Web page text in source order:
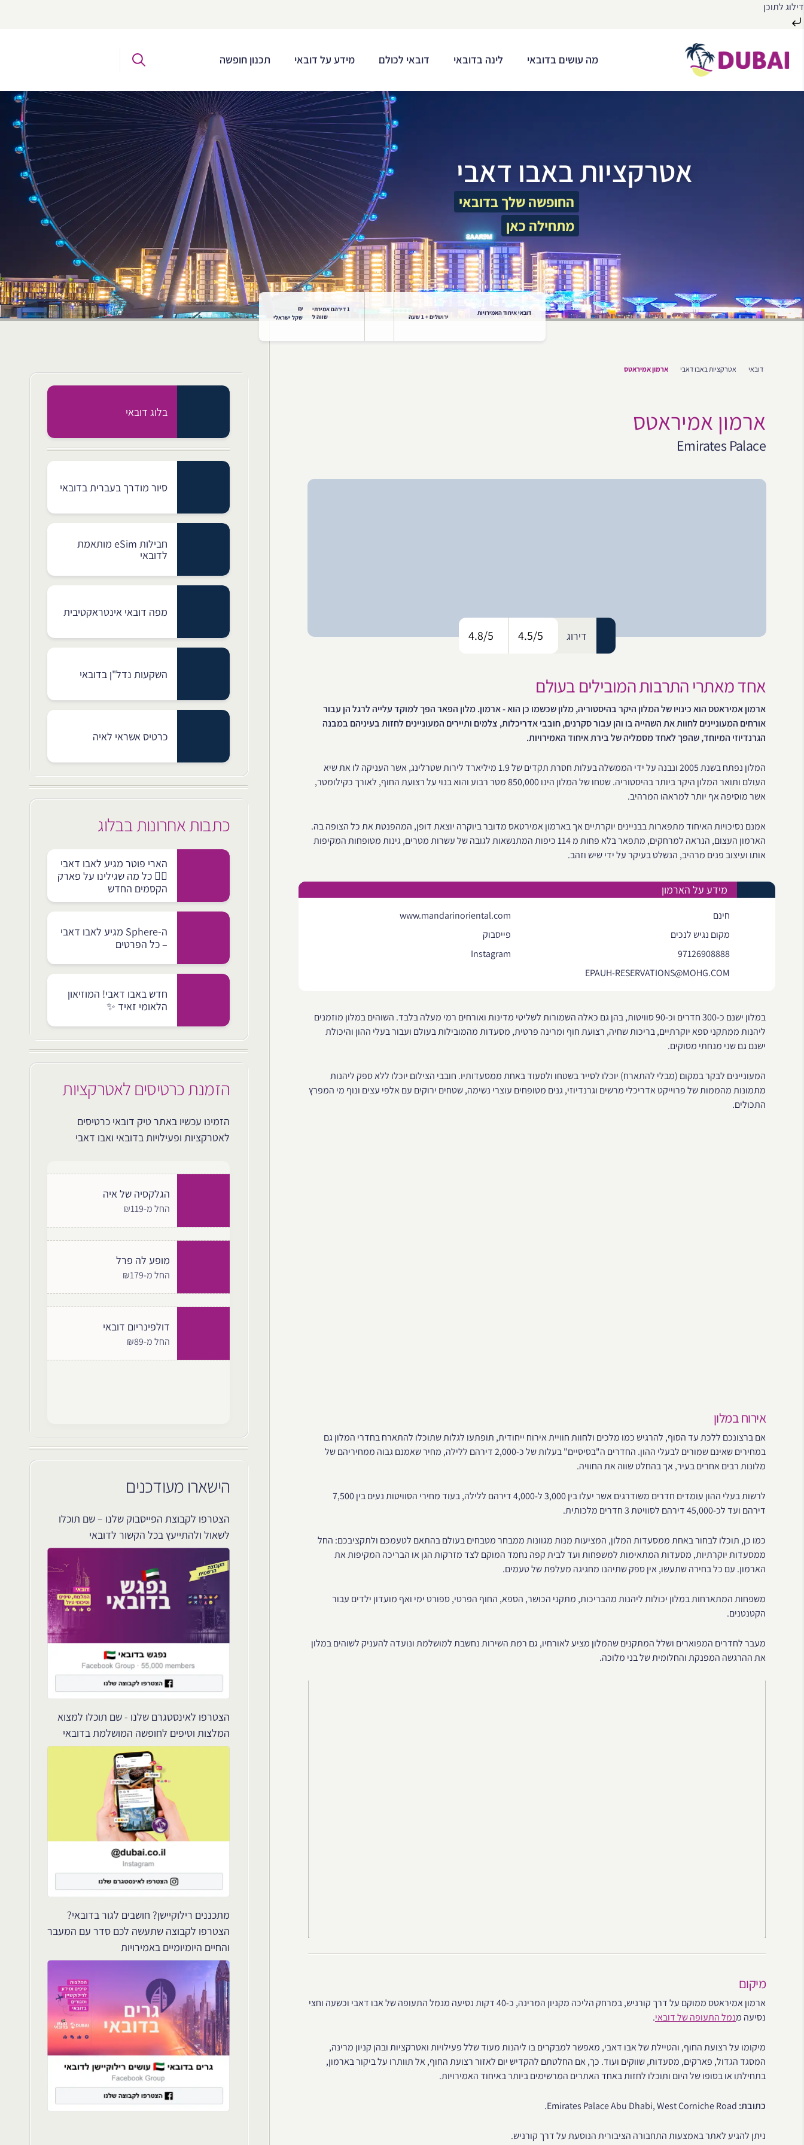
דילוג לתוכן
מה עושים בדובאי לינה בדובאי דובאי לכולם מידע על דובאי תכנון חופשה
אטרקציות באבו דאבי
החופשה שלך בדובאי
מתחילה כאן
דובאי איחוד האמירויות ירושלים + 1 שעה
1 דירהם אמירתי
שווה ל
₪
שקל ישראלי
דובאי אטרקציות באבו דאבי ארמון אמיראטס
ארמון אמיראטס
Emirates Palace
דירוג 4.5/5
4.8/5
אחד מאתרי התרבות המובילים בעולם
ארמון אמיראטס הוא כינויו של המלון היקר בהיסטוריה, מלון שכשמו כן הוא - ארמון. מלון הפאר הפך למוקד עלייה לרגל הן עבור
אורחים המעוניינים לחוות את השהייה בו והן עבור סקרנים, חובבי אדריכלות, צלמים ותיירים המעוניינים לחזות בעיניהם במבנה
הגרנדיוזי המיוחד, שהפך לאחד מסמליה של בירת איחוד האמירויות.
המלון נפתח בשנת 2005 ונבנה על ידי הממשלה בעלות חסרת תקדים של 1.9 מיליארד לירות שטרלינג, אשר העניקה לו את שיא
העולם ותואר המלון היקר ביותר בהיסטוריה. שטחו של המלון הינו 850,000 מטר רבוע והוא בנוי על רצועת החוף, לאורך כקילומטר,
אשר מוסיפה אף יותר למראהו המרהיב.
אמנם נסיכויות האיחוד מתפארות בבניינים יוקרתיים אך בארמון אמירטאס מדובר ביוקרה יוצאת דופן, המהפנטת את כל הצופה בה.
הארמון העצום, הנראה למרחקים, מתפאר בלא פחות מ 114 כיפות המתנשאות לגובה של עשרות מטרים, גינות מטופחות המקיפות
אותו ועיצוב פנים מרהיב, הנשלט בעיקר על ידי שיש וזהב.
מידע על הארמון
חינם
מקום נגיש לנכים
97126908888
EPAUH-RESERVATIONS@MOHG.COM
www.mandarinoriental.com
פייסבוק
Instagram
במלון ישנם כ-300 חדרים וכ-90 סוויטות, בהן גם כאלה השמורות לשליטי מדינות ואורחים רמי מעלה בלבד. השוהים במלון מוזמנים
ליהנות ממתקני ספא יוקרתיים, בריכות שחיה, רצועת חוף ומרינה פרטית, מסעדות מהמובילות בעולם ועבור בעלי ההון והיכולת
ישנם גם שני מנחתי מסוקים.
המעוניינים לבקר במקום (מבלי להתארח) יוכלו לסייר בשטחו ולסעוד באחת ממסעדותיו. חובבי הצילום יוכלו ללא ספק ליהנות
מתמונות מהממות של פרוייקט אדריכלי מרשים וגרנדיוזי, גנים מטופחים עוצרי נשימה, שטחים ירוקים עם אלפי עצים ונוף מי המפרץ
התכולים.
אירוח במלון
אם ברצונכם ללכת עד הסוף, להרגיש כמו מלכים ולחוות חוויית אירוח ייחודית, תופתעו לגלות שתוכלו להתארח בחדרי המלון גם
במחירים שאינם שמורים לבעלי ההון. החדרים ה"בסיסיים" בעלות של כ-2,000 דירהם ללילה, מחיר שאמנם גבוה ממחיריהם של
מלונות רבים אחרים בעיר, אך בהחלט שווה את החוויה.
לרשות בעלי ההון עומדים חדרים משודרגים אשר יעלו בין 3,000 ל-4,000 דירהם ללילה, בעוד מחירי הסוויטות נעים בין 7,500
דירהם ועד לכ-45,000 דירהם לסוויטת 3 חדרים מלכותית.
כמו כן, תוכלו לבחור באחת ממסעדות המלון, המציעות מנות מגוונות ממבחר מטבחים בעולם בהתאם לטעמכם ולתקציבכם: החל
ממסעדות יוקרתיות, מסעדות המתאימות למשפחות ועד לבית קפה נחמד המוקם לצד מזרקות הגן או הבריכה המקיפות את
הארמון. עם כל בחירה שתעשו, אין ספק שתיהנו מחגיגה מעלפת של טעמים.
משפחות המתארחות במלון יכולות ליהנות מהבריכות, מתקני הכושר, הספא, החוף הפרטי, ספורט ימי ואף מועדון ילדים עבור
הקטנטנים.
מעבר לחדרים המפוארים ושלל המתקנים שהמלון מציע לאורחיו, גם רמת השירות נחשבת למושלמת ונועדה להעניק לשוהים במלון
את ההרגשה המפנקת והחלומית של בני מלוכה.
מיקום
ארמון אמיראטס ממוקם על דרך קורניש, במרחק הליכה מקניון המרינה, כ-40 דקות נסיעה מנמל התעופה של אבו דאבי וכשעה וחצי
נסיעה מנמל התעופה של דובאי.
מיקומו על רצועת החוף, והטיילת של אבו דאבי, מאפשר למבקרים בו ליהנות מעוד שלל פעילויות ואטרקציות ובהן קניון מרינה,
המסגד הגדול, פארקים, מסעדות, שווקים ועוד. כך, אם החלטתם להקדיש יום לאזור רצועת החוף, אל תוותרו על ביקור בארמון,
בתחילתו או בסופו של היום ותוכלו לחזות באחד האתרים המרשימים ביותר באיחוד האמירויות.
כתובת:
ניתן להגיע לאתר באמצעות התחבורה הציבורית הנוסעת על דרך קורניש.
בלוג דובאי
סיור מודרך בעברית בדובאי
חבילות eSim מותאמת
לדובאי
מפה דובאי אינטראקטיבית
השקעות נדל"ן בדובאי
כרטיס אשראי לאיה
כתבות אחרונות בבלוג
הארי פוטר מגיע לאבו דאבי
🧙‍♂️ כל מה שגילינו על פארק
הקסמים החדש
ה-Sphere מגיע לאבו דאבי
– כל הפרטים
חדש באבו דאבי! המוזיאון
הלאומי זאיד ✨
הזמנת כרטיסים לאטרקציות
הזמינו עכשיו באתר טיק דובאי כרטיסים
לאטרקציות ופעילויות בדובאי ואבו דאבי
הגלקסיה של איה
החל מ-₪119
מופע לה פרל
החל מ-₪179
דולפינריום דובאי
החל מ-₪89
הישארו מעודכנים
הצטרפו לקבוצת הפייסבוק שלנו – שם תוכלו
לשאול ולהתייעץ בכל הקשור לדובאי
הצטרפו לאינסטגרם שלנו - שם תוכלו למצוא
המלצות וטיפים לחופשה המושלמת בדובאי
מתכננים רילוקיישן? חושבים לגור בדובאי?
הצטרפו לקבוצה שתעשה לכם סדר עם המעבר
והחיים היומיומיים באמירויות